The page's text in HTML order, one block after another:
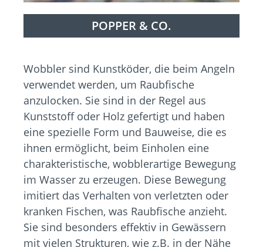
POPPER & CO.
Wobbler sind Kunstköder, die beim Angeln
verwendet werden, um Raubfische
anzulocken. Sie sind in der Regel aus
Kunststoff oder Holz gefertigt und haben
eine spezielle Form und Bauweise, die es
ihnen ermöglicht, beim Einholen eine
charakteristische, wobblerartige Bewegung
im Wasser zu erzeugen. Diese Bewegung
imitiert das Verhalten von verletzten oder
kranken Fischen, was Raubfische anzieht.
Sie sind besonders effektiv in Gewässern
mit vielen Strukturen, wie z.B. in der Nähe